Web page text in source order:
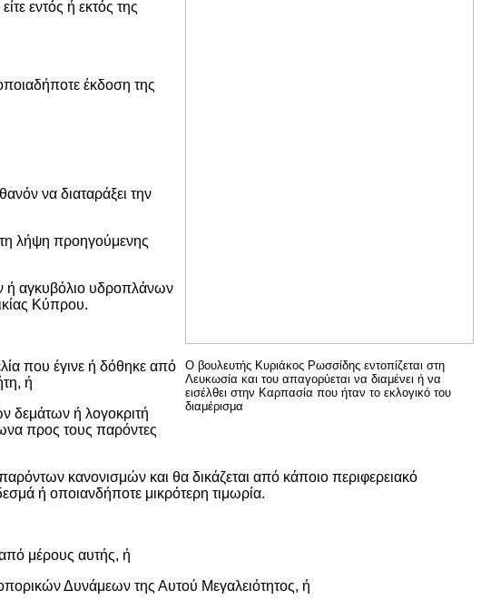
Ο βουλευτής Κυριάκος Ρωσσίδης εντοπίζεται στη
Λευκωσία και του απαγορύεται να διαμένει ή να
εισέλθει στην Καρπασία που ήταν το εκλογικό του
διαμέρισμα
εντός ή εκτός της
έκδοση της
να διαταράξει την
λήψη προηγούμενης
ή αγκυβόλιο υδροπλάνων
Κύπρου.
που έγινε ή δόθηκε από
ή
δεμάτων ή λογοκριτή
προς τους παρόντες
κανονισμών και θα δικάζεται από κάποιο περιφερειακό
ή οποιανδήποτε μικρότερη τιμωρία.
μέρους αυτής, ή
Δυνάμεων της Αυτού Μεγαλειότητος, ή